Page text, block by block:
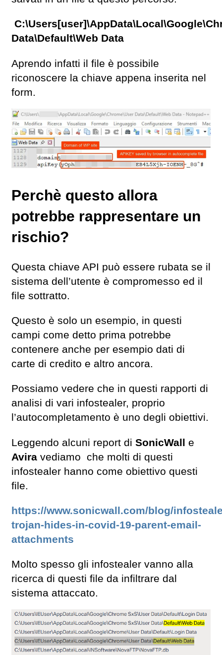
Data\Default\Web Data
Aprendo infatti il file è possibile
riconoscere la chiave appena inserita nel
form.
Perchè questo allora
potrebbe rappresentare un
rischio?
Questa chiave API può essere rubata se il
sistema dell’utente è compromesso ed il
file sottratto.
Questo è solo un esempio, in questi
campi come detto prima potrebbe
contenere anche per esempio dati di
carte di credito e altro ancora.
Possiamo vedere che in questi rapporti di
analisi di vari infostealer, proprio
l’autocompletamento è uno degli obiettivi.
Leggendo alcuni report di SonicWall e
Avira vediamo che molti di questi
infostealer hanno come obiettivo questi
file.
https://www.sonicwall.com/blog/
trojan-hides-in-covid-19-parent-email-
attachments
Molto spesso gli infostealer vanno alla
ricerca di questi file da infiltrare dal
sistema attaccato.